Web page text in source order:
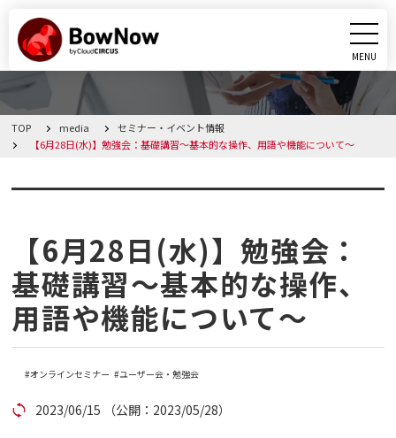
MENU
CLOSE
BowNowとは
課題別活用シーン
機能
料金・プラン
導入事例
メディア
TOP media
セミナー・イベント情報
【6月28日(水)】勉強会：基礎講習～基本的な操作、用語や機能について～
セミナー・イベント情報
【6月28日(水)】勉強会：
基礎講習～基本的な操作、
用語や機能について～
オンラインセミナー ユーザー会・勉強会
2023/06/15 （公開：2023/05/28）